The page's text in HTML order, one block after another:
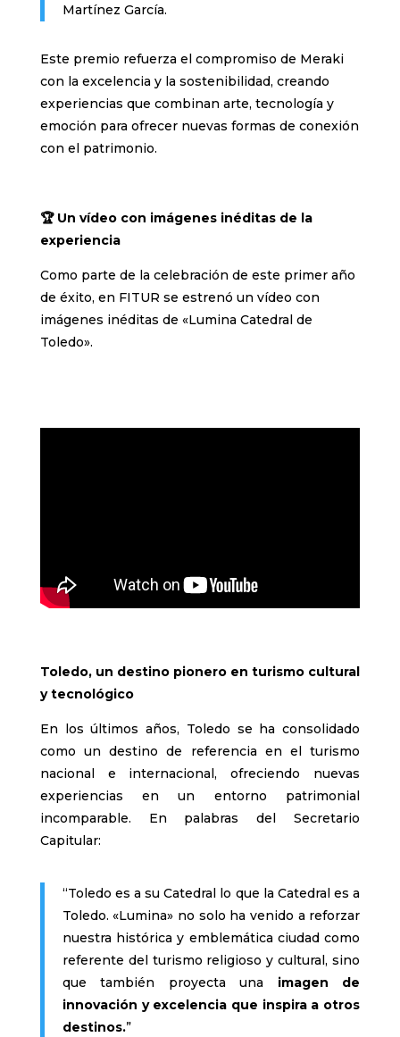
Martínez García.
Este premio refuerza el compromiso de Meraki
con la excelencia y la sostenibilidad, creando
experiencias que combinan arte, tecnología y
emoción para ofrecer nuevas formas de conexión
con el patrimonio.
🏆 Un vídeo con imágenes inéditas de la
experiencia
Como parte de la celebración de este primer año
de éxito, en FITUR se estrenó un vídeo con
imágenes inéditas de «Lumina Catedral de
Toledo».
Toledo, un destino pionero en turismo cultural
y tecnológico
En los últimos años, Toledo se ha consolidado
como un destino de referencia en el turismo
nacional e internacional, ofreciendo nuevas
experiencias en un entorno patrimonial
incomparable. En palabras del Secretario
Capitular:
“Toledo es a su Catedral lo que la Catedral es a
Toledo. «Lumina» no solo ha venido a reforzar
nuestra histórica y emblemática ciudad como
referente del turismo religioso y cultural, sino
que también proyecta una imagen de
innovación y excelencia que inspira a otros
destinos.”